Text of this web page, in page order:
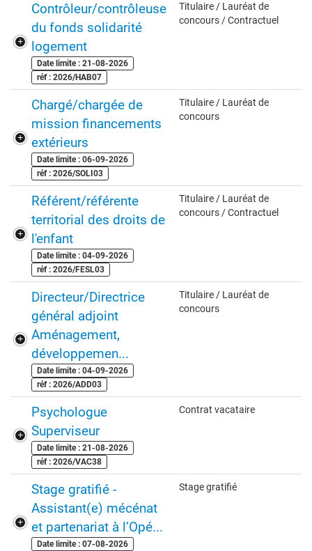
Contrôleur/contrôleuse
du fonds solidarité
logement
Date limite : 21-08-2026
réf : 2026/HAB07
Titulaire / Lauréat de
concours / Contractuel
Chargé/chargée de
mission financements
extérieurs
Date limite : 06-09-2026
réf : 2026/SOLI03
Titulaire / Lauréat de
concours
Référent/référente
territorial des droits de
l'enfant
Date limite : 04-09-2026
réf : 2026/FESL03
Titulaire / Lauréat de
concours / Contractuel
Directeur/Directrice
général adjoint
Aménagement,
développemen...
Date limite : 04-09-2026
réf : 2026/ADD03
Titulaire / Lauréat de
concours
Psychologue
Superviseur
Date limite : 21-08-2026
réf : 2026/VAC38
Contrat vacataire
Stage gratifié -
Assistant(e) mécénat
et partenariat à l’Opé...
Date limite : 07-08-2026
Stage gratifié